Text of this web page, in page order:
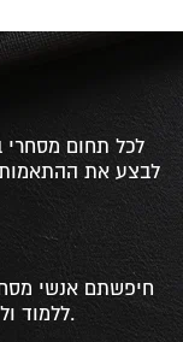
לכל תחום מסחרי
לבצע את ההתאמות
חיפשתם אנשי
ללמוד ולהצליח בעולם, עם הצוות המקצועי בישראל.